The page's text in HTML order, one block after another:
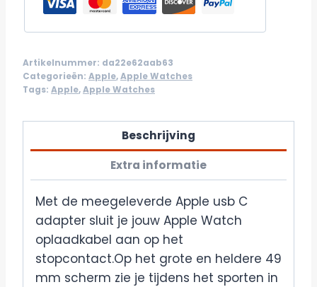
Artikelnummer: da22e62aab63
Categorieën: Apple,Apple Watches
Tags: Apple,Apple Watches
Beschrijving
Extra informatie
Met de meegeleverde Apple usb C
adapter sluit je jouw Apple Watch
oplaadkabel aan op het
stopcontact.Op het grote en heldere 49
mm scherm zie je tijdens het sporten in